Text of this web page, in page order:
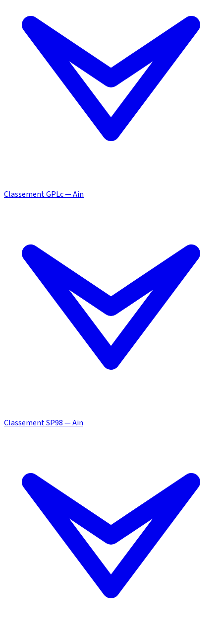
Classement GPLc — Ain
Classement SP98 — Ain